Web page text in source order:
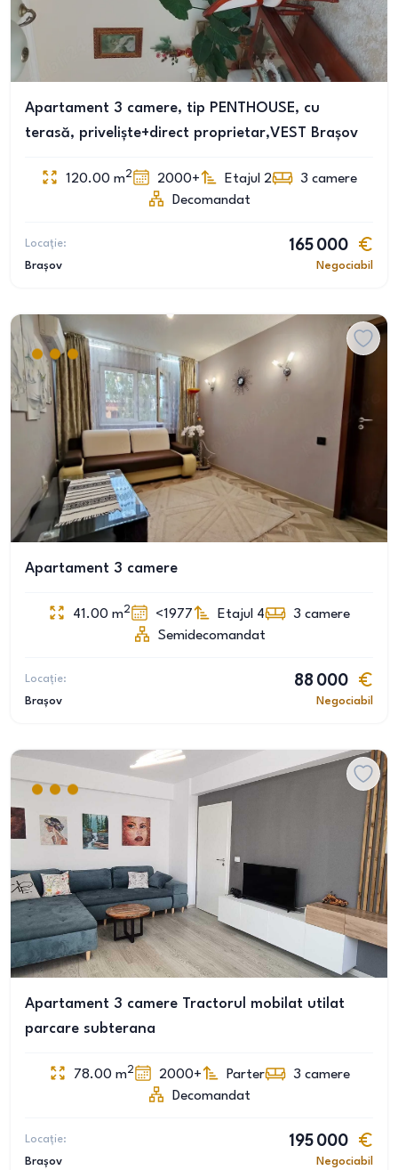
Apartament 3 camere, tip PENTHOUSE, cu
terasă, privelişte+direct proprietar,VEST Braşov
120.00 m2 2000+ Etajul 2 3 camere
Decomandat
Locație:
Brașov
165 000
Negociabil
Apartament 3 camere
41.00 m2 <1977 Etajul 4 3 camere
Semidecomandat
Locație:
Brașov
88 000
Negociabil
Apartament 3 camere Tractorul mobilat utilat
parcare subterana
78.00 m2 2000+ Parter 3 camere
Decomandat
Locație:
Brașov
195 000
Negociabil